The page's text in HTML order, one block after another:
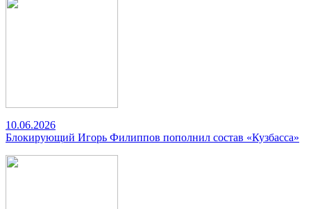
10.06.2026
Блокирующий Игорь Филиппов пополнил состав «Кузбасса»